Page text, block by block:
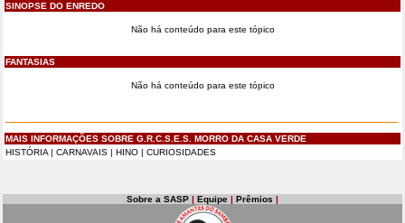
SINOPSE DO ENREDO
Não há conteúdo para este tópico
FANTASIAS
Não há conteúdo para este tópico
MAIS INFORMAÇÕES SOBRE G.R.C.S.E.S. MORRO DA CASA VERDE
HISTÓRIA | CARNAVAIS | HINO | CURIOSIDADES
Sobre a SASP | Equipe | Prêmios |